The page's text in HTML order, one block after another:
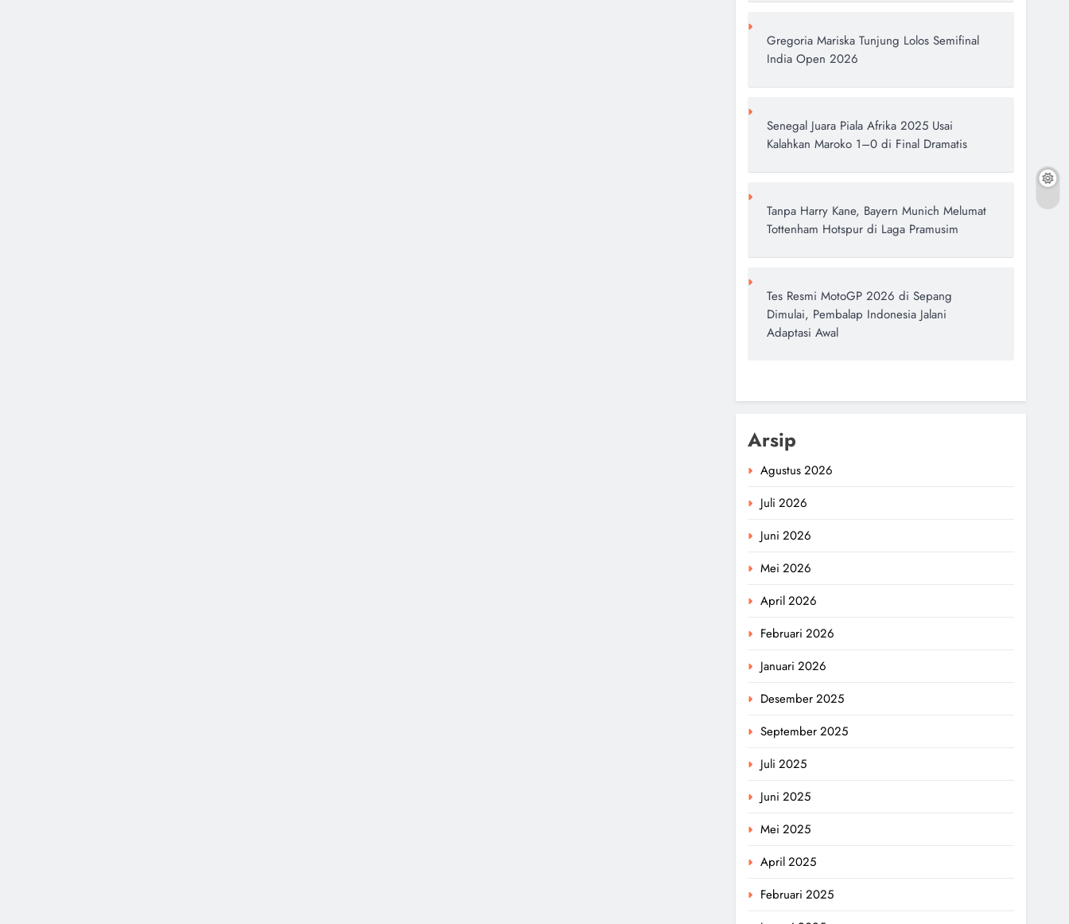
Gregoria Mariska Tunjung Lolos Semifinal
India Open 2026
Senegal Juara Piala Afrika 2025 Usai
Kalahkan Maroko 1–0 di Final Dramatis
Tanpa Harry Kane, Bayern Munich Melumat
Tottenham Hotspur di Laga Pramusim
Tes Resmi MotoGP 2026 di Sepang
Dimulai, Pembalap Indonesia Jalani
Adaptasi Awal
Arsip
Agustus 2026
Juli 2026
Juni 2026
Mei 2026
April 2026
Februari 2026
Januari 2026
Desember 2025
September 2025
Juli 2025
Juni 2025
Mei 2025
April 2025
Februari 2025